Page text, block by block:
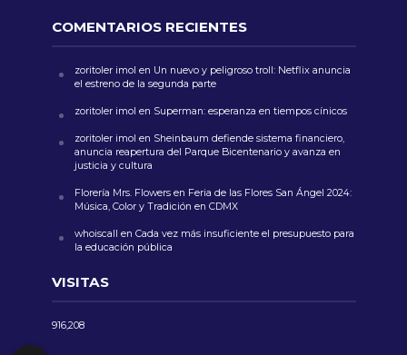
COMENTARIOS RECIENTES
zoritoler imol en Un nuevo y peligroso troll: Netflix anuncia
el estreno de la segunda parte
zoritoler imol en Superman: esperanza en tiempos cínicos
zoritoler imol en Sheinbaum defiende sistema financiero,
anuncia reapertura del Parque Bicentenario y avanza en
justicia y cultura
Florería Mrs. Flowersen Feria de las Flores San Ángel 2024:
Música, Color y Tradición en CDMX
whoiscall en Cada vez más insuficiente el presupuesto para
la educación pública
VISITAS
916,208